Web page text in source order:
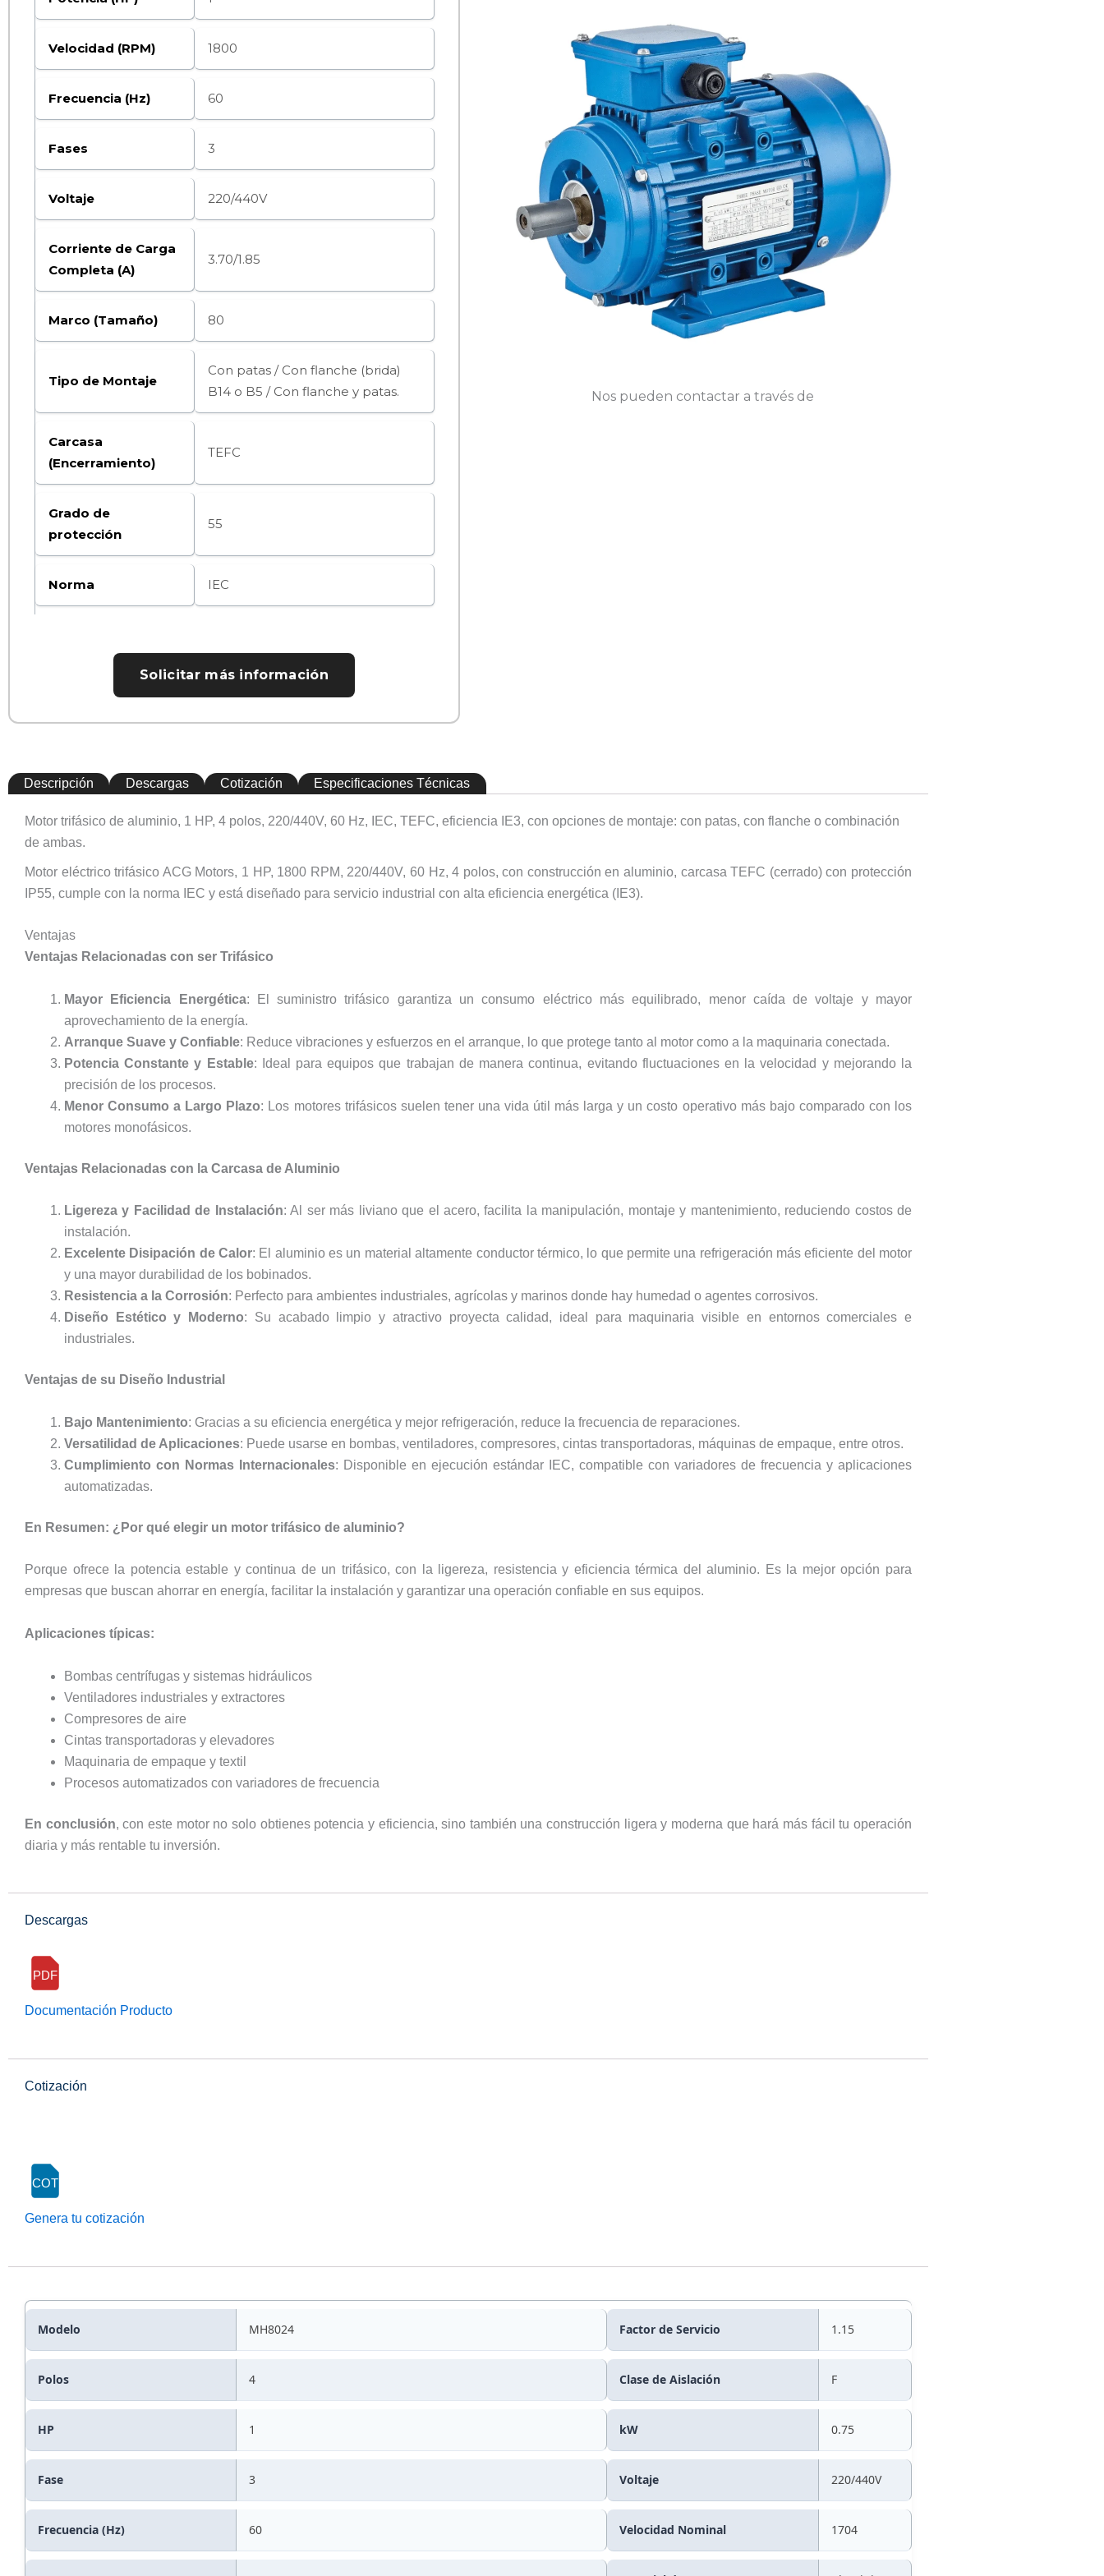
Velocidad (RPM) 1800
Frecuencia (Hz) 60
Fases 3
Voltaje 220/440V
Corriente de Carga
Completa (A)
3.70/1.85
Marco (Tamaño) 80
Tipo de Montaje
Con patas / Con flanche (brida)
B14 o B5 / Con flanche y patas.
Carcasa
(Encerramiento)
TEFC
Grado de
protección
55
Norma IEC
Solicitar más información
Nos pueden contactar a través de
Descripción Descargas Cotización Especificaciones Técnicas
Motor trifásico de aluminio, 1 HP, 4 polos, 220/440V, 60 Hz, IEC, TEFC, eficiencia IE3, con opciones de montaje: con patas, con flanche o combinación
de ambas.
Motor eléctrico trifásico ACG Motors, 1 HP, 1800 RPM, 220/440V, 60 Hz, 4 polos, con construcción en aluminio, carcasa TEFC (cerrado) con protección
IP55, cumple con la norma IEC y está diseñado para servicio industrial con alta eficiencia energética (IE3).
Ventajas
Ventajas Relacionadas con ser Trifásico
Mayor Eficiencia Energética: El suministro trifásico garantiza un consumo eléctrico más equilibrado, menor caída de voltaje y mayor
aprovechamiento de la energía.
Arranque Suave y Confiable: Reduce vibraciones y esfuerzos en el arranque, lo que protege tanto al motor como a la maquinaria conectada.
Potencia Constante y Estable: Ideal para equipos que trabajan de manera continua, evitando fluctuaciones en la velocidad y mejorando la
precisión de los procesos.
Menor Consumo a Largo Plazo: Los motores trifásicos suelen tener una vida útil más larga y un costo operativo más bajo comparado con los
motores monofásicos.
Ventajas Relacionadas con la Carcasa de Aluminio
Ligereza y Facilidad de Instalación: Al ser más liviano que el acero, facilita la manipulación, montaje y mantenimiento, reduciendo costos de
instalación.
Excelente Disipación de Calor: El aluminio es un material altamente conductor térmico, lo que permite una refrigeración más eficiente del motor
y una mayor durabilidad de los bobinados.
Resistencia a la Corrosión: Perfecto para ambientes industriales, agrícolas y marinos donde hay humedad o agentes corrosivos.
Diseño Estético y Moderno: Su acabado limpio y atractivo proyecta calidad, ideal para maquinaria visible en entornos comerciales e
industriales.
Ventajas de su Diseño Industrial
Bajo Mantenimiento: Gracias a su eficiencia energética y mejor refrigeración, reduce la frecuencia de reparaciones.
Versatilidad de Aplicaciones: Puede usarse en bombas, ventiladores, compresores, cintas transportadoras, máquinas de empaque, entre otros.
Cumplimiento con Normas Internacionales: Disponible en ejecución estándar IEC, compatible con variadores de frecuencia y aplicaciones
automatizadas.
En Resumen: ¿Por qué elegir un motor trifásico de aluminio?
Porque ofrece la potencia estable y continua de un trifásico, con la ligereza, resistencia y eficiencia térmica del aluminio. Es la mejor opción para
empresas que buscan ahorrar en energía, facilitar la instalación y garantizar una operación confiable en sus equipos.
Aplicaciones típicas:
Bombas centrífugas y sistemas hidráulicos
Ventiladores industriales y extractores
Compresores de aire
Cintas transportadoras y elevadores
Maquinaria de empaque y textil
Procesos automatizados con variadores de frecuencia
En conclusión, con este motor no solo obtienes potencia y eficiencia, sino también una construcción ligera y moderna que hará más fácil tu operación
diaria y más rentable tu inversión.
Descargas
PDF
Documentación Producto
Cotización
COT
Genera tu cotización
Modelo MH8024 Factor de Servicio 1.15
Polos 4 Clase de Aislación F
HP 1 kW 0.75
Fase 3 Voltaje 220/440V
Frecuencia (Hz) 60 Velocidad Nominal 1704